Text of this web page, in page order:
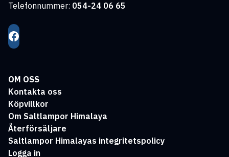
Telefonnummer: 054-24 06 65
OM OSS
Kontakta oss
Köpvillkor
Om Saltlampor Himalaya
Återförsäljare
Saltlampor Himalayas integritetspolicy
Logga in